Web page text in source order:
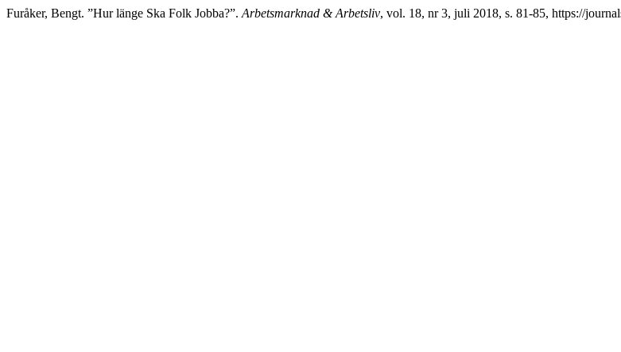
Furåker, Bengt. ”Hur länge Ska Folk Jobba?”. Arbetsmarknad & Arbetsliv, vol. 18, nr 3, juli 2018, s. 81-85, https://